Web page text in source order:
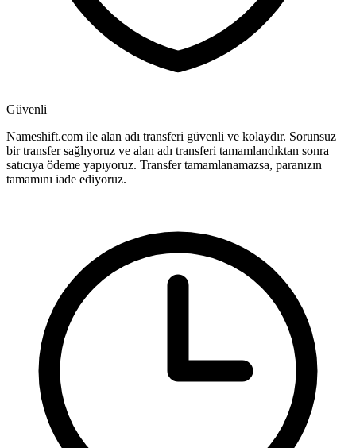
Güvenli
Nameshift.com ile alan adı transferi güvenli ve kolaydır. Sorunsuz
bir transfer sağlıyoruz ve alan adı transferi tamamlandıktan sonra
satıcıya ödeme yapıyoruz. Transfer tamamlanamazsa, paranızın
tamamını iade ediyoruz.